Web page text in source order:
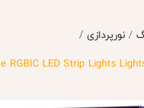
/ نورپردازی /